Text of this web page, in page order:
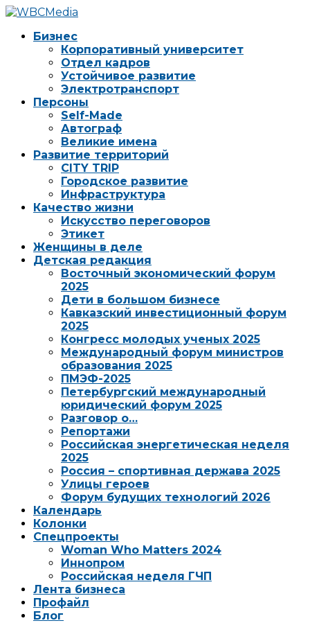
Бизнес
Корпоративный университет
Отдел кадров
Устойчивое развитие
Электротранспорт
Персоны
Self-Made
Автограф
Великие имена
Развитие территорий
CITY TRIP
Городское развитие
Инфраструктура
Качество жизни
Искусство переговоров
Этикет
Женщины в деле
Детская редакция
Восточный экономический форум
2025
Дети в большом бизнесе
Кавказский инвестиционный форум
2025
Конгресс молодых ученых 2025
Международный форум министров
образования 2025
ПМЭФ-2025
Петербургский международный
юридический форум 2025
Разговор о…
Репортажи
Российская энергетическая неделя
2025
Россия – спортивная держава 2025
Улицы героев
Форум будущих технологий 2026
Календарь
Колонки
Спецпроекты
Woman Who Matters 2024
Иннопром
Российская неделя ГЧП
Лента бизнеса
Профайл
Блог